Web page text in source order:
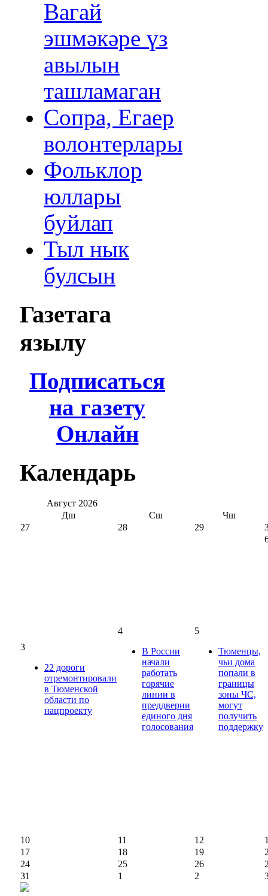
Вагай
эшмәкәре үз
авылын
ташламаган
Сопра, Егаер
волонтерлары
Фольклор
юллары
буйлап
Тыл нык
булсын
Газетага
язылу
Подписаться
на газету
Онлайн
Календарь
Август 2026
Дш
Сш
Чш
27
28 29
3
22 дороги
отремонтировали
в Тюменской
области по
нацпроекту
4
В России
начали
работать
горячие
линии в
преддверии
единого дня
голосования
5
Тюменцы,
чьи дома
попали в
границы
зоны ЧС,
могут
получить
поддержку
10 11 12
17
18 19
24
25 26
31
1 2